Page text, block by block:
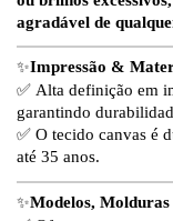
agradável de
✨Impressão &
✅ Alta definição em
garantindo
✅ O tecido canvas é
até 35 anos.
✨Modelos,